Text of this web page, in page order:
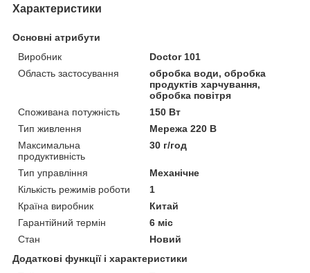
Характеристики
Основні атрибути
Виробник
Doctor 101
Область застосування
обробка води, обробка
продуктів харчування,
обробка повітря
Споживана потужність
150 Вт
Тип живлення
Мережа 220 В
Максимальна
продуктивність
30 г/год
Тип управління
Механічне
Кількість режимів роботи
1
Країна виробник
Китай
Гарантійний термін
6 міс
Стан
Новий
Додаткові функції і характеристики